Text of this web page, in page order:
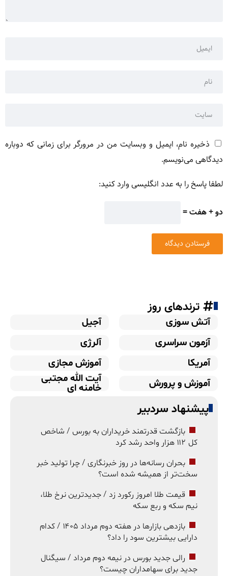
ذخیره نام، ایمیل و وبسایت من در مرورگر برای زمانی که دوباره
دیدگاهی می‌نویسم.
لطفا پاسخ را به عدد انگلیسی وارد کنید:
دو + هفت =
ترندهای روز
آتش سوزی
آجیل
آزمون سراسری
آلرژی
آمریکا
آموزش مجازی
آموزش و پرورش
آیت الله مجتبی
خامنه ای
پیشنهاد سردبیر
بازگشت قدرتمند خریداران به بورس / شاخص
کل ۱۱۲ هزار واحد رشد کرد
بحران رسانه‌ها در روز خبرنگاری / چرا تولید خبر
سخت‌تر از همیشه شده است؟
قیمت طلا امروز رکورد زد / جدیدترین نرخ طلا،
نیم سکه و ربع سکه
بازدهی بازارها در هفته دوم مرداد ۱۴۰۵ / کدام
دارایی بیشترین سود را داد؟
رالی جدید بورس در نیمه دوم مرداد / سیگنال
جدید برای سهامداران چیست؟